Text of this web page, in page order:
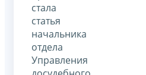
стала
статья
начальника
отдела
Управления